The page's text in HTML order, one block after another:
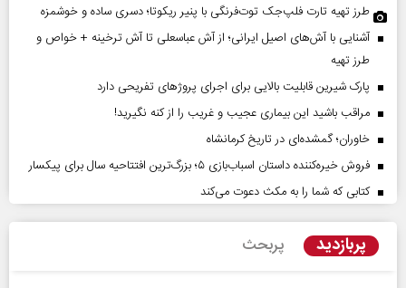
طرز تهیه تارت فلپ‌جک توت‌فرنگی با پنیر ریکوتا؛ دسری ساده و خوشمزه
آشنایی با آش‌های اصیل ایرانی؛ از آش عباسعلی تا آش ترخینه + خواص و
طرز تهیه
پارک شیرین قابلیت‌ بالایی برای اجرای پروژهای تفریحی دارد
مراقب باشید این بیماری عجیب و غریب را از کنه نگیرید!
خاوران؛ گمشده‌ای در تاریخ کرمانشاه
فروش خیره‌کننده داستان اسباب‌بازی ۵؛ بزرگ‌ترین افتتاحیه سال برای پیکسار
کتابی که شما را به مکث دعوت می‌کند
پربازدید پربحث